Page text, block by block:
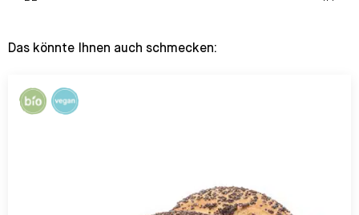
Das könnte Ihnen auch schmecken: